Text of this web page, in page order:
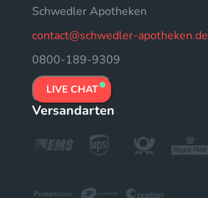
Schwedler Apotheken
contact@schwedler-apotheken.de
0800-189-9309
LIVE CHAT
Versandarten